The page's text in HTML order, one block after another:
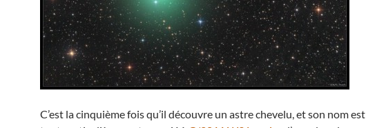
C’est la cinquième fois qu’il découvre un astre chevelu, et son nom est